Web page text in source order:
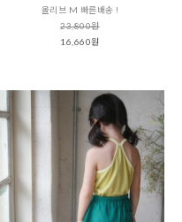
올리브 M 빠른배송 !
23,800원
16,660원